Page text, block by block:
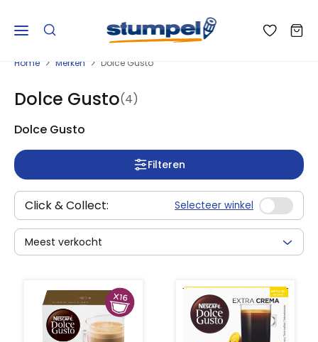
Home Merken Dolce Gusto
Dolce Gusto(4)
Dolce Gusto
Filteren
Click & Collect: Selecteer winkel
Meest verkocht